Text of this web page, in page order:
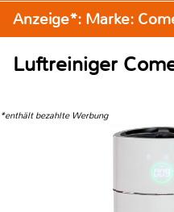
Anzeige*: Marke:
Luftreiniger
*enthält bezahlte Werbung